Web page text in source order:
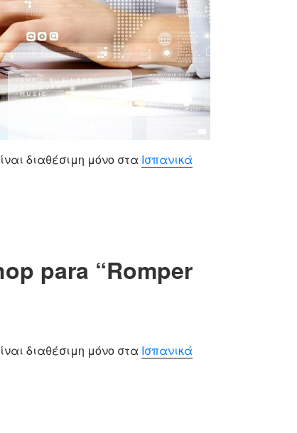
διαθέσιμη μόνο στα Ισπανικά
para “Romper
διαθέσιμη μόνο στα Ισπανικά